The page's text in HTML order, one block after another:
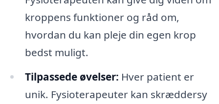
kroppens funktioner og råd om,
hvordan du kan pleje din egen krop
bedst muligt.
Tilpassede øvelser: Hver patient er
unik. Fysioterapeuter kan skræddersy